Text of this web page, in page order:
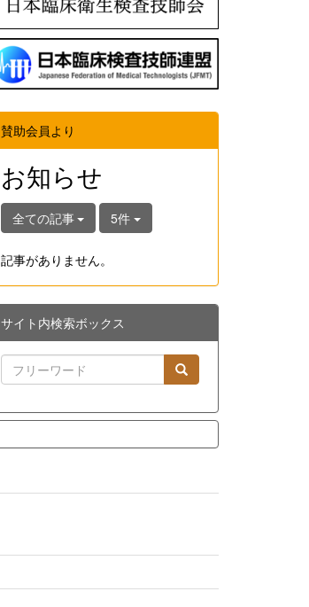
賛助会員より
お知らせ
全ての記事 5件
記事がありません。
サイト内検索ボックス